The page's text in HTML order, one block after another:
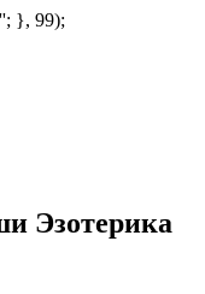
'; }, 99);
Эзотерика